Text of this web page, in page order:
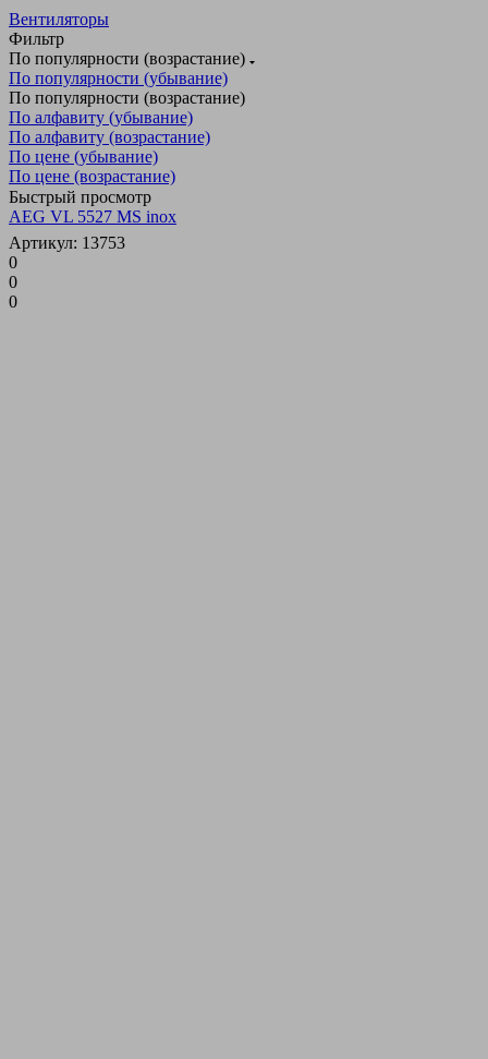
Вентиляторы
Фильтр
По популярности (возрастание)
По популярности (убывание)
По популярности (возрастание)
По алфавиту (убывание)
По алфавиту (возрастание)
По цене (убывание)
По цене (возрастание)
Быстрый просмотр
AEG VL 5527 MS inox
Артикул: 13753
0
0
0